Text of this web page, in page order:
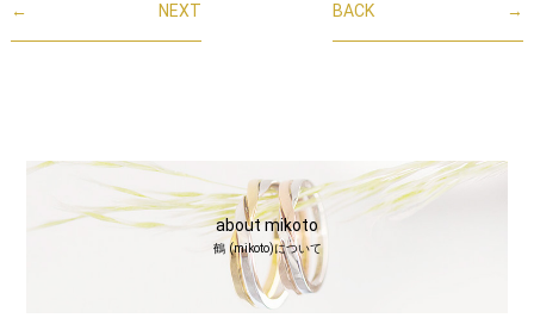
← NEXT →
BACK
about mikoto
鶴 (mikoto)について